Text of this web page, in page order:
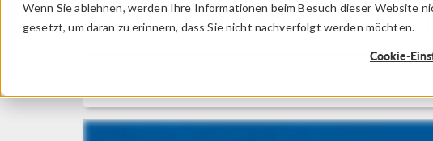
Wenn Sie ablehnen, werden Ihre Informationen beim Besuch dieser Website
gesetzt, um daran zu erinnern, dass Sie nicht nachverfolgt werden möchten.
Cookie-
Keynote: COMSOL